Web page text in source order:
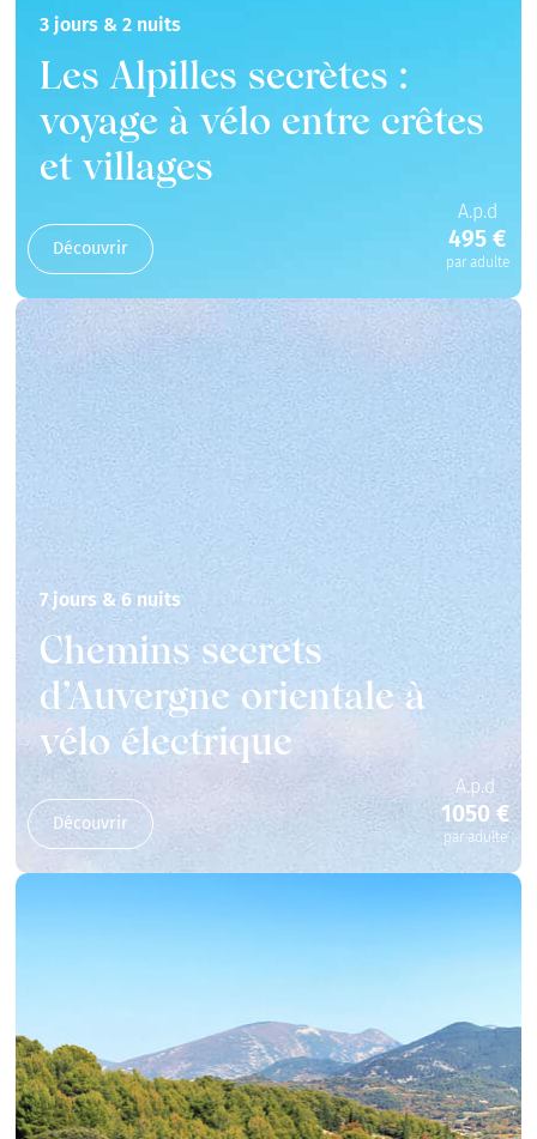
3 jours & 2 nuits
Les Alpilles secrètes :
voyage à vélo entre crêtes
et villages
Découvrir
A.p.d
495 €
par adulte
7 jours & 6 nuits
Chemins secrets
d’Auvergne orientale à
vélo électrique
Découvrir
A.p.d
1050 €
par adulte